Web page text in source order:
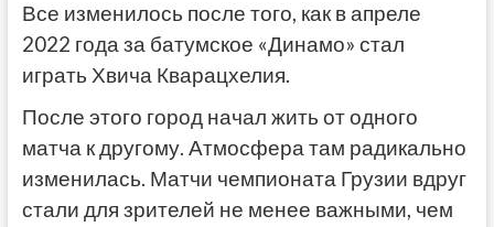
Все изменилось после того, как в апреле
2022 года за батумское «Динамо» стал
играть Хвича Кварацхелия.
После этого город начал жить от одного
матча к другому. Атмосфера там радикально
изменилась. Матчи чемпионата Грузии вдруг
стали для зрителей не менее важными, чем